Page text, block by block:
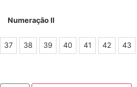
Numeração II
37 38 39 40 41 42 43